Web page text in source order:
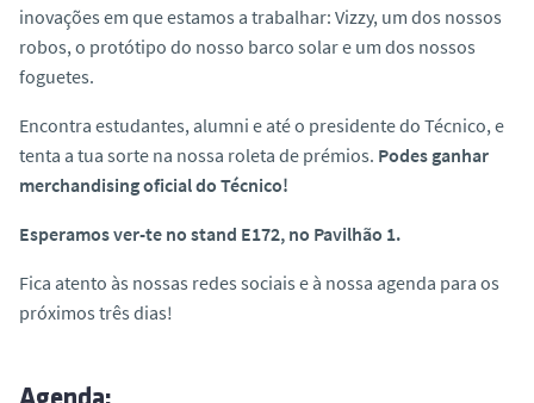
inovações em que estamos a trabalhar: Vizzy, um dos nossos
robos, o protótipo do nosso barco solar e um dos nossos
foguetes.
Encontra estudantes, alumni e até o presidente do Técnico, e
tenta a tua sorte na nossa roleta de prémios. Podes ganhar
merchandising oficial do Técnico!
Esperamos ver-te no stand E172, no Pavilhão 1.
Fica atento às nossas redes sociais e à nossa agenda para os
próximos três dias!